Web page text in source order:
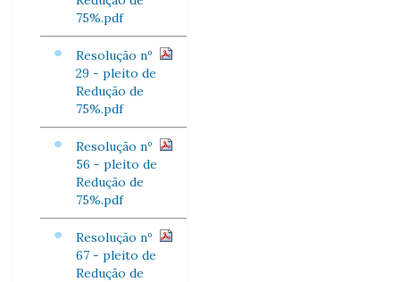
75%.pdf
Resolução nº
29 - pleito de
Redução de
75%.pdf
Resolução nº
56 - pleito de
Redução de
75%.pdf
Resolução nº
67 - pleito de
Redução de